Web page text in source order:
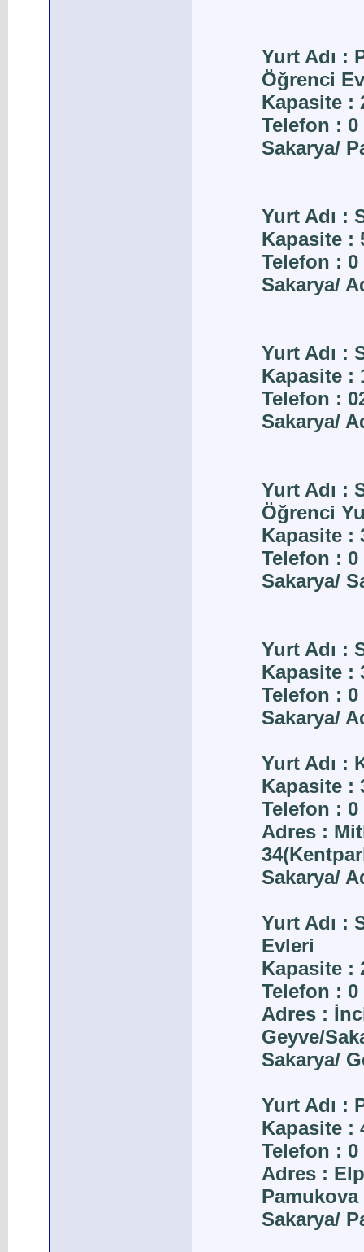
Yurt Adı :
Öğrenci
Kapasite :
Telefon : 0
Sakarya/
Yurt Adı :
Kapasite :
Telefon : 0
Sakarya/
Yurt Adı :
Kapasite :
Telefon :
Sakarya/
Yurt Adı :
Öğrenci
Kapasite :
Telefon : 0
Sakarya/
Yurt Adı :
Kapasite :
Telefon : 0
Sakarya/
Yurt Adı :
Kapasite :
Telefon : 0
Adres :
Sakarya/
Yurt Adı :
Evleri
Kapasite :
Telefon : 0
Adres :
Geyve/
Sakarya/
Yurt Adı :
Kapasite :
Telefon : 0
Adres :
Pamukova
Sakarya/